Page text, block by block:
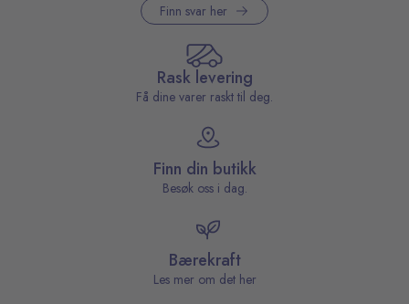
Finn svar her
Rask levering
Få dine varer raskt til deg.
Finn din butikk
Besøk oss i dag.
Bærekraft
Les mer om det her